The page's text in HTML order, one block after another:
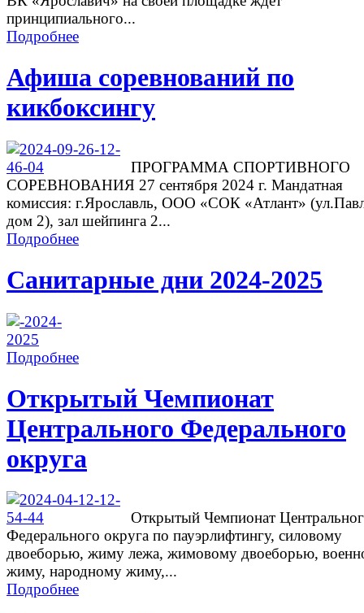
принципиального...
Подробнее
Афиша соревнований по
кикбоксингу
ПРОГРАММА СПОРТИВНОГО
СОРЕВНОВАНИЯ 27 сентября 2024 г. Мандатная
комиссия: г.Ярославль, ООО «СОК «Атлант»
дом 2), зал шейпинга 2...
Подробнее
Санитарные дни 2024-2025
Подробнее
Открытый Чемпионат
Центрального Федерального
округа
Открытый Чемпионат
Федерального округа по пауэрлифтингу, силовому
двоеборью, жиму лежа, жимовому двоеборью,
жиму, народному жиму,...
Подробнее